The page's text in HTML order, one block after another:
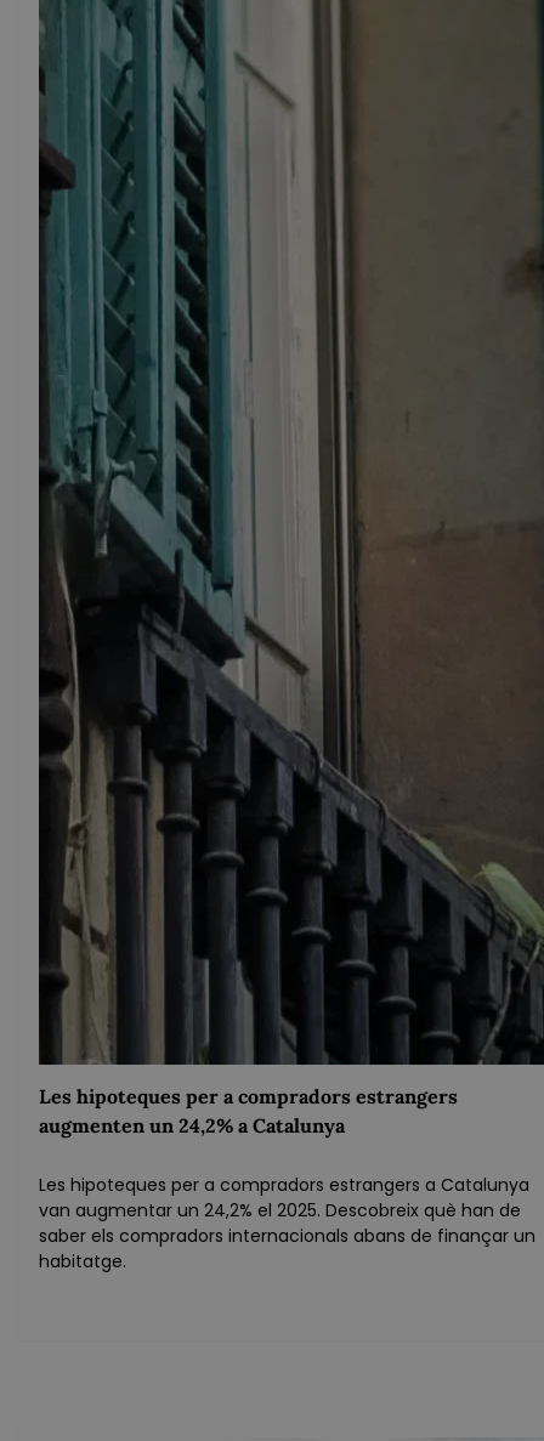
Les hipoteques per a compradors estrangers
augmenten un 24,2% a Catalunya
Les hipoteques per a compradors estrangers a Catalunya
van augmentar un 24,2% el 2025. Descobreix què han de
saber els compradors internacionals abans de finançar un
habitatge.